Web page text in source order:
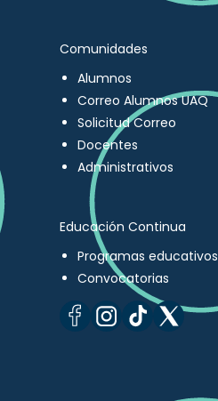
Comunidades
Alumnos
Correo Alumnos UAQ
Solicitud Correo
Docentes
Administrativos
Educación Continua
Programas educativos
Convocatorias